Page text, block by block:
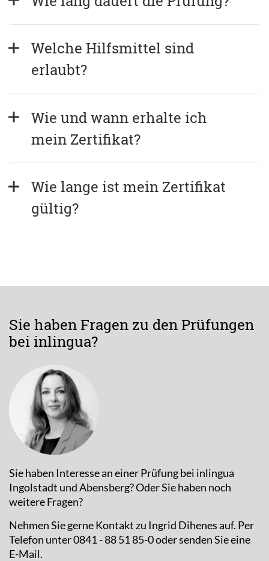
Welche Hilfsmittel sind
erlaubt?
Wie und wann erhalte ich
mein Zertifikat?
Wie lange ist mein Zertifikat
gültig?
Sie haben Fragen zu den Prüfungen
bei inlingua?
Sie haben Interesse an einer Prüfung bei inlingua
Ingolstadt und Abensberg? Oder Sie haben noch
weitere Fragen?
Nehmen Sie gerne Kontakt zu Ingrid Dihenes auf. Per
Telefon unter 0841 - 88 51 85-0 oder senden Sie eine
E-Mail.